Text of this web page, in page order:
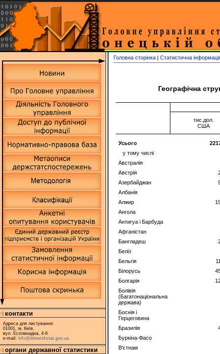
контакти
Адреса для листування:
01001, м. Київ,
вул. Еспланадна, 4-6
e-mail: info@donetskstat.gov.ua
органи державної статистики
Головна сторінка | Статистична
Географічна
тис.дол.
США
Усього
у тому числі
Австралія
Австрія
Азербайджан
Албанія
Алжир
Ангола
Антигуа і Барбуда
Афганістан
Бангладеш
Беліз
Бельгія
Білорусь
Болгарія
Болівія
(Багатонаціональна
держава)
Боснія і
Герцеговина
Бразилія
Буркіна-Фасо
В'єтнам